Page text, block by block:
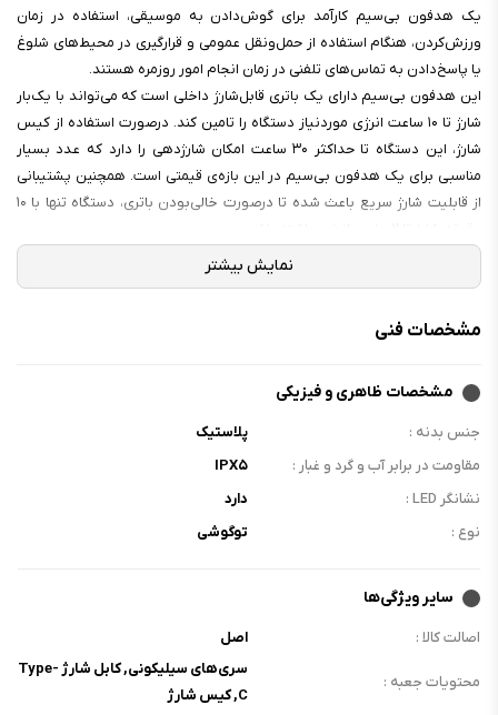
یک هدفون بی‌سیم کارآمد برای گوش‌دادن به موسیقی، استفاده در زمان
ورزش‌کردن، هنگام استفاده از حمل‌ونقل عمومی و قرارگیری در محیط‌های شلوغ
یا پاسخ‌دادن به تماس‌های تلفنی در زمان انجام امور روزمره هستند.
این هدفون بی‌سیم دارای یک باتری قابل‌شارژ داخلی است که می‌تواند با یک‌بار
شارژ تا ۱۰ ساعت انرژی موردنیاز دستگاه را تامین کند. درصورت استفاده از کیس
شارژ، این دستگاه تا حداکثر ۳۰ ساعت امکان شارژدهی را دارد که عدد بسیار
مناسبی برای یک هدفون بی‌سیم در این بازه‌ی قیمتی است. همچنین پشتیبانی
از قابلیت شارژ سریع باعث شده تا درصورت خالی‌بودن باتری، دستگاه تنها با ۱۰
انکر در این مدل به کیفیت و قدرت صدا نیز توجه ویژه‌ای داشته و از درایورهای
۱۰ میلی‌متری با تکنولوژی BassUp استفاده کرده که صدایی باکیفیت با
گوشی‌ها انجام می‌شود.
مشخصات فنی
مشخصات ظاهری و فیزیکی
جنس بدنه :
پلاستیک
مقاومت در برابر آب و گرد و غبار :
IPX۵
نشانگر LED :
دارد
نوع :
توگوشی
سایر ویژگی‌ها
اصالت کالا : اصل
محتویات جعبه :
سری‌های سیلیکونی, کابل شارژ Type-
C, کیس شارژ